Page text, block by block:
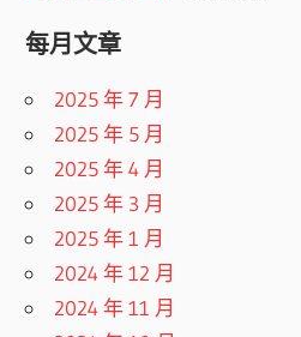
每月文章
2025 年 7 月
2025 年 5 月
2025 年 4 月
2025 年 3 月
2025 年 1 月
2024 年 12 月
2024 年 11 月